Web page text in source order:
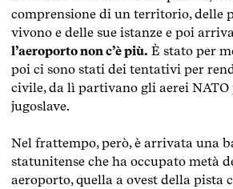
comprensione di un territorio, delle
vivono e delle sue istanze e poi
l’aeroporto non c’è più. È stato per
poi ci sono stati dei tentativi per
civile, da lì partivano gli aerei NATO
jugoslave.
Nel frattempo, però, è arrivata una
statunitense che ha occupato metà
aeroporto, quella a ovest della pista